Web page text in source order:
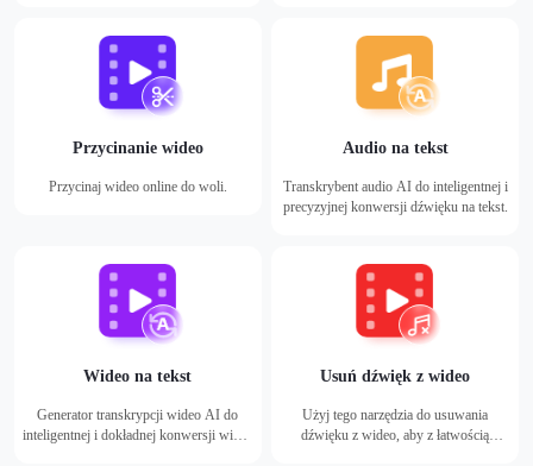
Przycinanie wideo
Przycinaj wideo online do woli.
Audio na tekst
Transkrybent audio AI do inteligentnej i
precyzyjnej konwersji dźwięku na tekst.
Wideo na tekst
Generator transkrypcji wideo AI do
inteligentnej i dokładnej konwersji wideo
Usuń dźwięk z wideo
Użyj tego narzędzia do usuwania
dźwięku z wideo, aby z łatwością